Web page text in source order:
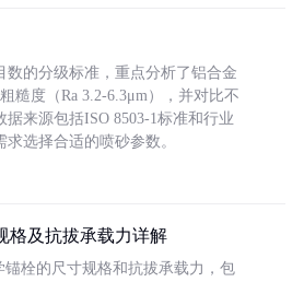
数的分级标准，重点分析了铝合金
糙度（Ra 3.2-6.3μm），并对比不
据来源包括ISO 8503-1标准和行业
选择合适的喷砂参数。
格及抗拔承载力详解
锚栓的尺寸规格和抗拔承载力，包